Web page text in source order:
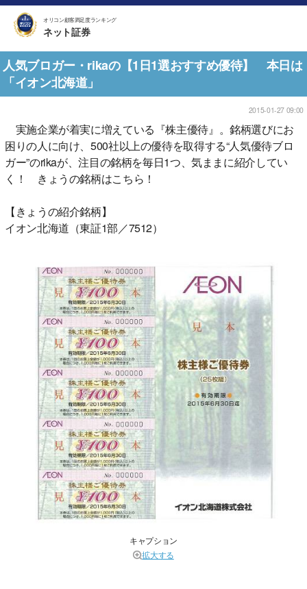
オリコン顧客満足度ランキング
ネット証券
人気ブロガー・rikaの【1日1選おすすめ優待】 本日は
「イオン北海道」
2015-01-27 09:00
実施企業が着実に増えている『株主優待』。銘柄選びにお
困りの人に向け、500社以上の優待を取得する“人気優待ブロ
ガー”のrikaが、注目の銘柄を毎日1つ、気ままに紹介してい
く！ きょうの銘柄はこちら！
【きょうの紹介銘柄】
イオン北海道（東証1部／7512）
キャプション
拡大する